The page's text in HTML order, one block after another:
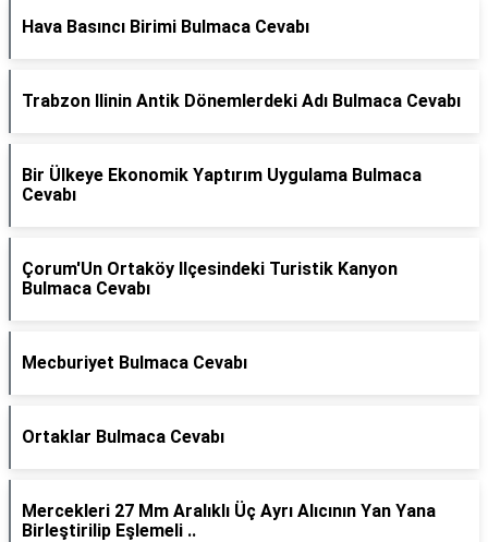
Hava Basıncı Birimi Bulmaca Cevabı
Trabzon Ilinin Antik Dönemlerdeki Adı Bulmaca Cevabı
Bir Ülkeye Ekonomik Yaptırım Uygulama Bulmaca
Cevabı
Çorum'Un Ortaköy Ilçesindeki Turistik Kanyon
Bulmaca Cevabı
Mecburiyet Bulmaca Cevabı
Ortaklar Bulmaca Cevabı
Mercekleri 27 Mm Aralıklı Üç Ayrı Alıcının Yan Yana
Birleştirilip Eşlemeli ..